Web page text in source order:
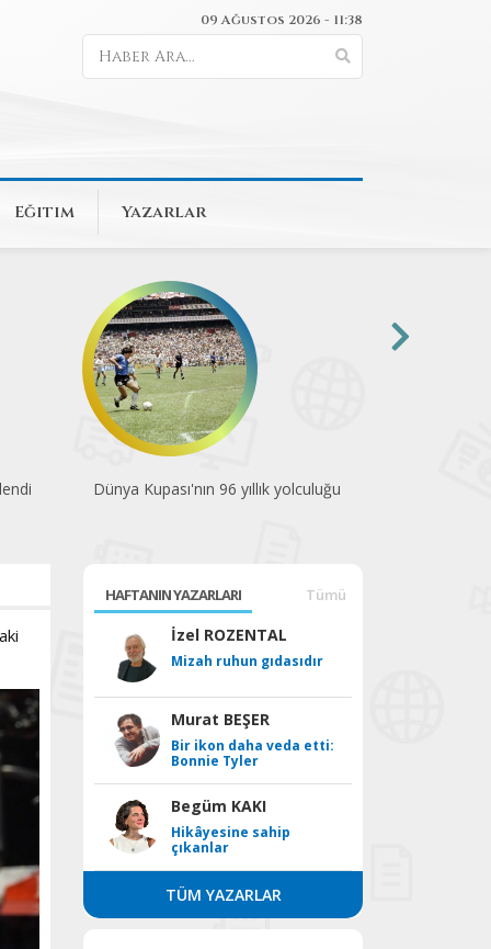
09 Ağustos 2026 - 11:38
Eğitim Yazarlar
Pedallar çevre için döndü
HAFTANIN YAZARLARI Tümü
İzel ROZENTAL
Mizah ruhun gıdasıdır
Murat BEŞER
Bir ikon daha veda etti:
Bonnie Tyler
Begüm KAKI
Hikâyesine sahip
çıkanlar
TÜM YAZARLAR